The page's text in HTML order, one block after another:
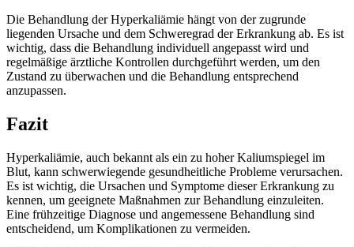
Die Behandlung der Hyperkaliämie hängt von der zugrunde
liegenden Ursache und dem Schweregrad der Erkrankung ab. Es ist
wichtig, dass die Behandlung individuell angepasst wird und
regelmäßige ärztliche Kontrollen durchgeführt werden, um den
Zustand zu überwachen und die Behandlung entsprechend
anzupassen.
Fazit
Hyperkaliämie, auch bekannt als ein zu hoher Kaliumspiegel im
Blut, kann schwerwiegende gesundheitliche Probleme verursachen.
Es ist wichtig, die Ursachen und Symptome dieser Erkrankung zu
kennen, um geeignete Maßnahmen zur Behandlung einzuleiten.
Eine frühzeitige Diagnose und angemessene Behandlung sind
entscheidend, um Komplikationen zu vermeiden.